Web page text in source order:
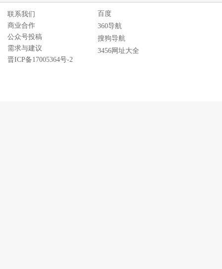
联系我们
商业合作
公众号投稿
需求与建议
晋ICP备17005364号-2
百度
360导航
搜狗导航
3456网址大全